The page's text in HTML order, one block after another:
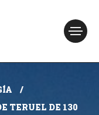
TERUEL DE 130